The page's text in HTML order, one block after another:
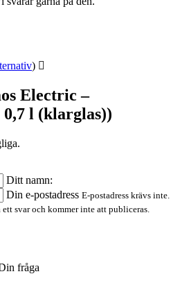
omFellow
–
0,7 l
om Fellow Atmos Electric –
hittar du vanliga frågor (FAQ) och
och användning av den här
fråga om Fellow Atmos Electric –
vänligen lägg till den i
svarar gärna på den.
)